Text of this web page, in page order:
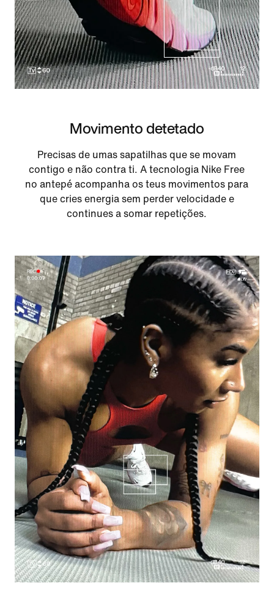
Movimento detetado
Precisas de umas sapatilhas que se movam
contigo e não contra ti. A tecnologia Nike Free
no antepé acompanha os teus movimentos para
que cries energia sem perder velocidade e
continues a somar repetições.